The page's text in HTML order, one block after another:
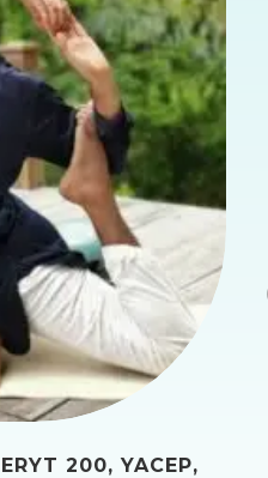
200, YACEP,